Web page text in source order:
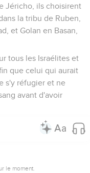
Jéricho, ils choisirent
la tribu de Ruben,
et Golan en Basan,
tous les Israélites et
que celui qui aurait
s'y réfugier et ne
avant d'avoir
le moment.